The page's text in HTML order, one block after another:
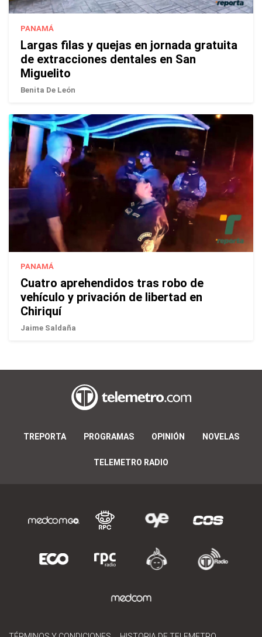
PANAMÁ
Largas filas y quejas en jornada gratuita
de extracciones dentales en San
Miguelito
Benita De León
PANAMÁ
Cuatro aprehendidos tras robo de
vehículo y privación de libertad en
Chiriquí
Jaime Saldaña
TREPORTA PROGRAMAS OPINIÓN NOVELAS
TELEMETRO RADIO